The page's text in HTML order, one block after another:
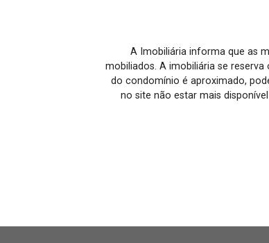
A Imobiliária informa que as
mobiliados. A imobiliária se
do condomínio é aproximado,
no site não estar mais